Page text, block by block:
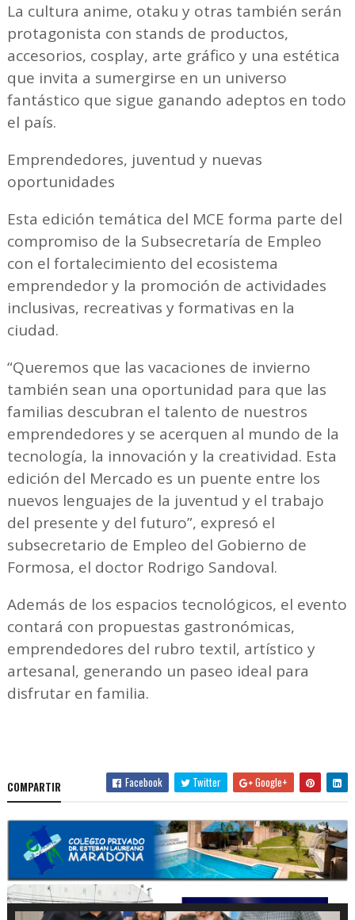
La cultura anime, otaku y otras también serán
protagonista con stands de productos,
accesorios, cosplay, arte gráfico y una estética
que invita a sumergirse en un universo
fantástico que sigue ganando adeptos en todo
el país.
Emprendedores, juventud y nuevas
oportunidades
Esta edición temática del MCE forma parte del
compromiso de la Subsecretaría de Empleo
con el fortalecimiento del ecosistema
emprendedor y la promoción de actividades
inclusivas, recreativas y formativas en la
ciudad.
“Queremos que las vacaciones de invierno
también sean una oportunidad para que las
familias descubran el talento de nuestros
emprendedores y se acerquen al mundo de la
tecnología, la innovación y la creatividad. Esta
edición del Mercado es un puente entre los
nuevos lenguajes de la juventud y el trabajo
del presente y del futuro”, expresó el
subsecretario de Empleo del Gobierno de
Formosa, el doctor Rodrigo Sandoval.
Además de los espacios tecnológicos, el evento
contará con propuestas gastronómicas,
emprendedores del rubro textil, artístico y
artesanal, generando un paseo ideal para
disfrutar en familia.
COMPARTIR Facebook Twitter Google+